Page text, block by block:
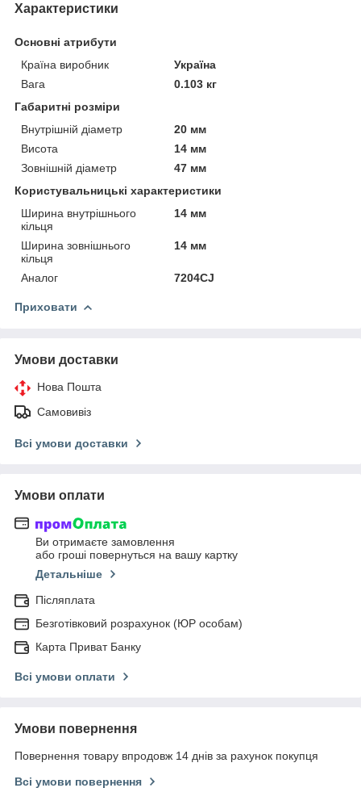
Характеристики
Основні атрибути
Країна виробник
Україна
Вага
0.103 кг
Габаритні розміри
Внутрішній діаметр
20 мм
Висота
14 мм
Зовнішній діаметр
47 мм
Користувальницькі характеристики
Ширина внутрішнього
кільця
14 мм
Ширина зовнішнього
кільця
14 мм
Аналог 7204CJ
Приховати
Умови доставки
Нова Пошта
Самовивіз
Всі умови доставки
Умови оплати
Ви отримаєте замовлення
або гроші повернуться на вашу картку
Детальніше
Післяплата
Безготівковий розрахунок (ЮР особам)
Карта Приват Банку
Всі умови оплати
Умови повернення
Повернення товару впродовж 14 днів за рахунок покупця
Всі умови повернення